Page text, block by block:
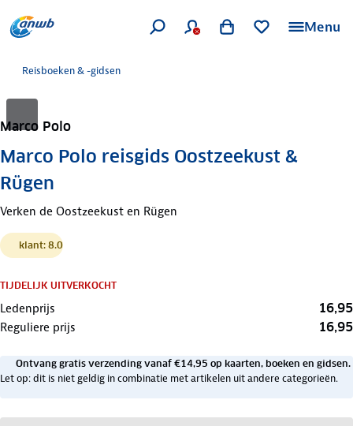
Menu
Reisboeken & -gidsen
Marco Polo
Marco Polo reisgids Oostzeekust &
Rügen
Verken de Oostzeekust en Rügen
klant: 8.0
TIJDELIJK UITVERKOCHT
Ledenprijs 16,95
Reguliere prijs 16,95
Ontvang gratis verzending vanaf €14,95 op kaarten, boeken en gidsen.
Let op: dit is niet geldig in combinatie met artikelen uit andere categorieën.